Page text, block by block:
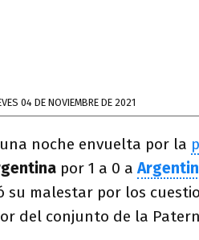
04 DE NOVIEMBRE DE 2021
noche envuelta por la
por 1 a 0 a
su malestar por los
del conjunto de la